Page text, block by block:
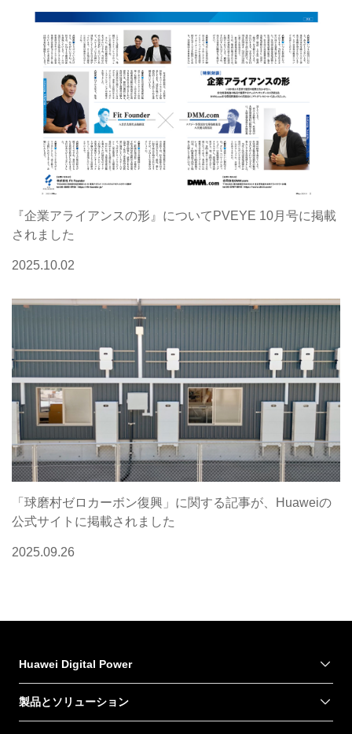
『企業アライアンスの形』についてPVEYE 10月号に掲載
されました
2025.10.02
「球磨村ゼロカーボン復興」に関する記事が、Huaweiの
公式サイトに掲載されました
2025.09.26
Huawei Digital Power
製品とソリューション